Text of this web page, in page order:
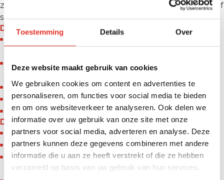
Toestemming Details Over
Deze website maakt gebruik van cookies
We gebruiken cookies om content en advertenties te
personaliseren, om functies voor social media te bieden
en om ons websiteverkeer te analyseren. Ook delen we
informatie over uw gebruik van onze site met onze
partners voor social media, adverteren en analyse. Deze
partners kunnen deze gegevens combineren met andere
informatie die u aan ze heeft verstrekt of die ze hebben
verzameld op basis van uw gebruik van hun services.
zit vaak in heel kleine dingen: Een kopje koffie, een gesprek of
samen iets leuks ondernemen.
Dit ben jij
Je bent een vertegenwoordiger uit de ‘gewone’
Je onderschrijft (of respecteert) de christelijke identiteit
Je bent betrokken en sociaal;
Je vindt het leuk nieuwe mensen te ontmoeten;
Je hebt minimaal één keer per maand tijd beschikbaar.
Dit bieden wij
De kans om waardevolle ervaring op te doen;
Flexibele werktijden die passen bij jouw agenda;
Aandacht en ondersteuning, zodat je er niet alleen
voorstaat;